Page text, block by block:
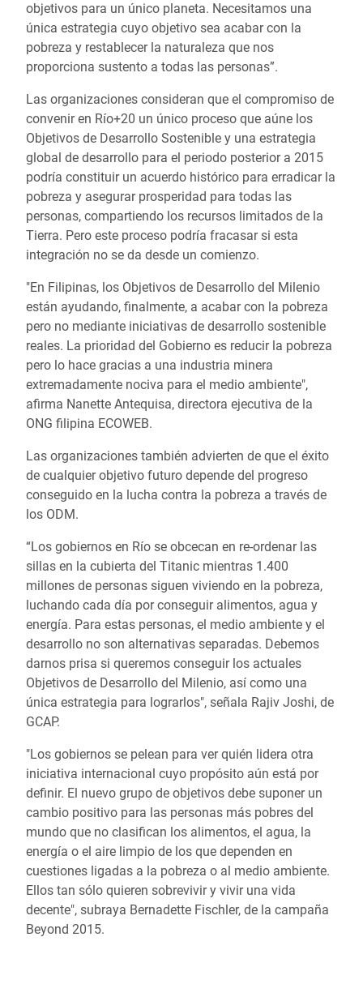
objetivos para un único planeta. Necesitamos una
única estrategia cuyo objetivo sea acabar con la
pobreza y restablecer la naturaleza que nos
proporciona sustento a todas las personas”.
Las organizaciones consideran que el compromiso de
convenir en Río+20 un único proceso que aúne los
Objetivos de Desarrollo Sostenible y una estrategia
global de desarrollo para el periodo posterior a 2015
podría constituir un acuerdo histórico para erradicar la
pobreza y asegurar prosperidad para todas las
personas, compartiendo los recursos limitados de la
Tierra. Pero este proceso podría fracasar si esta
integración no se da desde un comienzo.
"En Filipinas, los Objetivos de Desarrollo del Milenio
están ayudando, finalmente, a acabar con la pobreza
pero no mediante iniciativas de desarrollo sostenible
reales. La prioridad del Gobierno es reducir la pobreza
pero lo hace gracias a una industria minera
extremadamente nociva para el medio ambiente",
afirma Nanette Antequisa, directora ejecutiva de la
ONG filipina ECOWEB.
Las organizaciones también advierten de que el éxito
de cualquier objetivo futuro depende del progreso
conseguido en la lucha contra la pobreza a través de
los ODM.
“Los gobiernos en Río se obcecan en re-ordenar las
sillas en la cubierta del Titanic mientras 1.400
millones de personas siguen viviendo en la pobreza,
luchando cada día por conseguir alimentos, agua y
energía. Para estas personas, el medio ambiente y el
desarrollo no son alternativas separadas. Debemos
darnos prisa si queremos conseguir los actuales
Objetivos de Desarrollo del Milenio, así como una
única estrategia para lograrlos", señala Rajiv Joshi, de
GCAP.
"Los gobiernos se pelean para ver quién lidera otra
iniciativa internacional cuyo propósito aún está por
definir. El nuevo grupo de objetivos debe suponer un
cambio positivo para las personas más pobres del
mundo que no clasifican los alimentos, el agua, la
energía o el aire limpio de los que dependen en
cuestiones ligadas a la pobreza o al medio ambiente.
Ellos tan sólo quieren sobrevivir y vivir una vida
decente", subraya Bernadette Fischler, de la campaña
Beyond 2015.